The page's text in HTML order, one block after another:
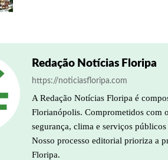
Redação Notícias Floripa
https://noticiasfloripa.com
A Redação Notícias Floripa é
Florianópolis. Comprometidos com
segurança, clima e serviços
Nosso processo editorial prioriza a
Floripa.